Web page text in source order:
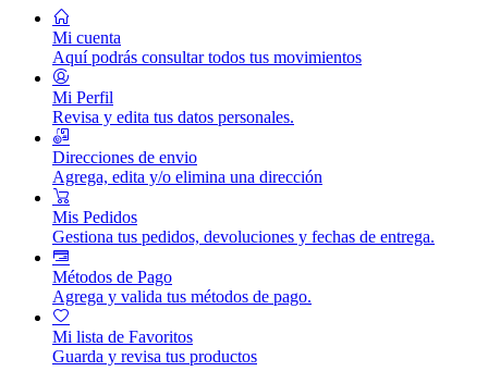
Mi cuenta
Aquí podrás consultar todos tus movimientos
Mi Perfil
Revisa y edita tus datos personales.
Direcciones de envio
Agrega, edita y/o elimina una dirección
Mis Pedidos
Gestiona tus pedidos, devoluciones y fechas de entrega.
Métodos de Pago
Agrega y valida tus métodos de pago.
Mi lista de Favoritos
Guarda y revisa tus productos